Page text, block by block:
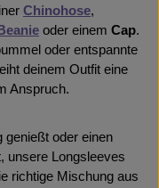
Chinohose,
Beanie oder einem Cap.
oder entspannte
deinem Outfit eine
Anspruch.
genießt oder einen
unsere Longsleeves
richtige Mischung aus